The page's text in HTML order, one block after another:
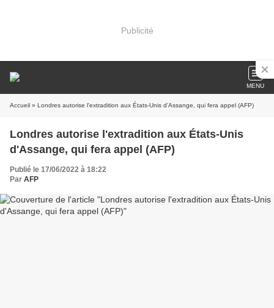
Publicité
MENU
Accueil » Londres autorise l'extradition aux États-Unis d'Assange, qui fera appel (AFP)
Londres autorise l'extradition aux États-Unis
d'Assange, qui fera appel (AFP)
Publié le 17/06/2022 à 18:22
Par AFP